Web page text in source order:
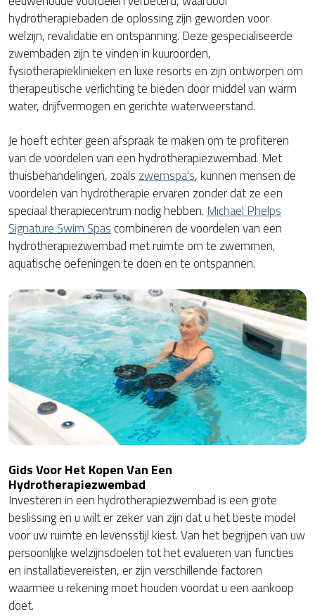
hydrotherapiebaden de oplossing zijn geworden voor
welzijn, revalidatie en ontspanning. Deze gespecialiseerde
zwembaden zijn te vinden in kuuroorden,
fysiotherapieklinieken en luxe resorts en zijn ontworpen om
therapeutische verlichting te bieden door middel van warm
water, drijfvermogen en gerichte waterweerstand.
Je hoeft echter geen afspraak te maken om te profiteren
van de voordelen van een hydrotherapiezwembad. Met
thuisbehandelingen, zoals zwemspa's, kunnen mensen de
voordelen van hydrotherapie ervaren zonder dat ze een
speciaal therapiecentrum nodig hebben. Michael Phelps
Signature Swim Spas combineren de voordelen van een
hydrotherapiezwembad met ruimte om te zwemmen,
aquatische oefeningen te doen en te ontspannen.
Gids Voor Het Kopen Van Een
Hydrotherapiezwembad
Investeren in een hydrotherapiezwembad is een grote
beslissing en u wilt er zeker van zijn dat u het beste model
voor uw ruimte en levensstijl kiest. Van het begrijpen van uw
persoonlijke welzijnsdoelen tot het evalueren van functies
en installatievereisten, er zijn verschillende factoren
waarmee u rekening moet houden voordat u een aankoop
doet.